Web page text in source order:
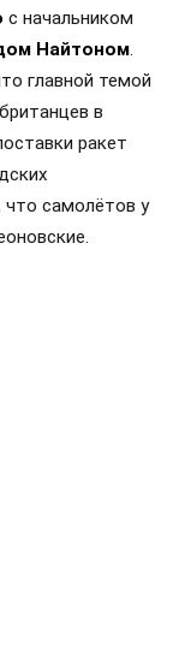
с начальником
Найтоном.
главной темой
в
ракет
что самолётов у